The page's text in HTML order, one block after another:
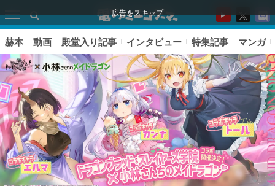
広告をスキップ
赫本 動画 殿堂入り記事 インタビュー 特集記事 マンガ